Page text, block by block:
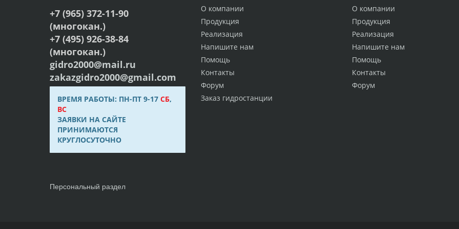
О компании
Продукция
Реализация
Напишите нам
Помощь
Контакты
Форум
О компании
Продукция
Реализация
Напишите нам
Помощь
Контакты
Форум
Заказ гидростанции
+7 (965) 372-11-90
(многокан.)
+7 (495) 926-38-84
(многокан.)
gidro2000@mail.ru
zakazgidro2000@gmail.com
ВРЕМЯ РАБОТЫ: ПН-ПТ 9-17СБ,
ВС
ЗАЯВКИ НА САЙТЕ
ПРИНИМАЮТСЯ
КРУГЛОСУТОЧНО
Персональный раздел